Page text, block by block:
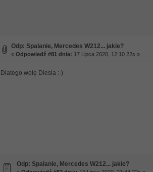
Odp: Spalanie, Mercedes W212... jakie?
« Odpowiedź #81 dnia: 17 Lipca 2020, 12:10 22s »
Dlatego wolę Diesla :-)
Odp: Spalanie, Mercedes W212... jakie?